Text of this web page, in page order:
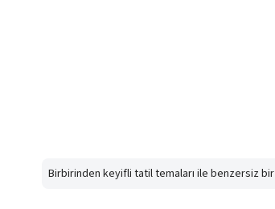
Birbirinden keyifli tatil temaları ile benzersiz bir